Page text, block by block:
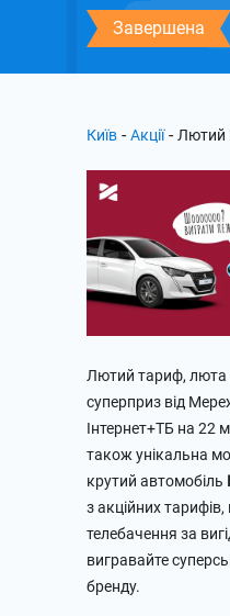
Завершена
Київ - Акції - Лютий
Лютий тариф, люта
суперприз від
Інтернет+ТБ на 22
також унікальна
крутий автомобіль
з акційних тарифів,
телебачення за
вигравайте
бренду.